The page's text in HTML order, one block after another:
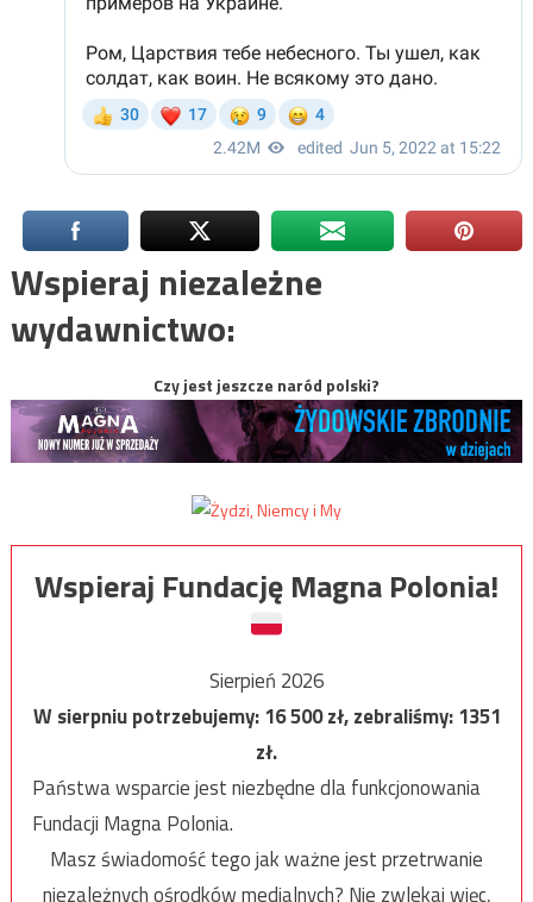
Wspieraj niezależne
wydawnictwo:
Czy jest jeszcze naród polski?
Wspieraj Fundację Magna Polonia!
Sierpień 2026
W sierpniu potrzebujemy:16 500zł, zebraliśmy:1351
zł.
Państwa wsparcie jest niezbędne dla funkcjonowania
Fundacji Magna Polonia.
Masz świadomość tego jak ważne jest przetrwanie
niezależnych ośrodków medialnych? Nie zwlekaj więc,